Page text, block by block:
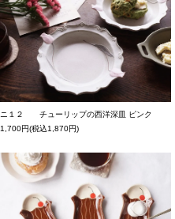
ニ１２ チューリップの西洋深皿 ピンク
1,700円(税込1,870円)